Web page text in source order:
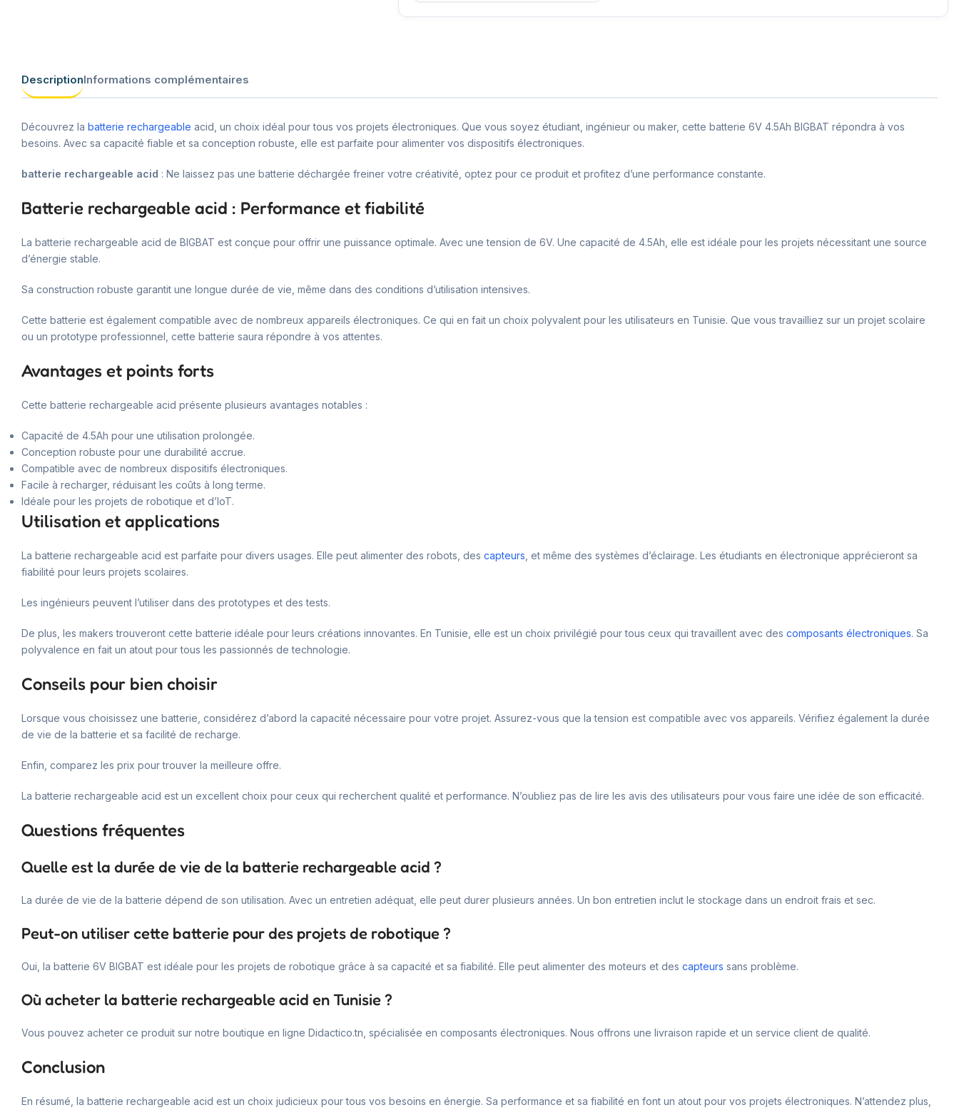
DescriptionInformations complémentaires
Découvrez la batterie rechargeable acid, un choix idéal pour tous vos projets électroniques. Que vous soyez étudiant, ingénieur ou maker, cette batterie 6V 4.5Ah BIGBAT répondra à vos
besoins. Avec sa capacité fiable et sa conception robuste, elle est parfaite pour alimenter vos dispositifs électroniques.
batterie rechargeable acid : Ne laissez pas une batterie déchargée freiner votre créativité, optez pour ce produit et profitez d’une performance constante.
Batterie rechargeable acid : Performance et fiabilité
La batterie rechargeable acid de BIGBAT est conçue pour offrir une puissance optimale. Avec une tension de 6V. Une capacité de 4.5Ah, elle est idéale pour les projets nécessitant une source
d’énergie stable.
Sa construction robuste garantit une longue durée de vie, même dans des conditions d’utilisation intensives.
Cette batterie est également compatible avec de nombreux appareils électroniques. Ce qui en fait un choix polyvalent pour les utilisateurs en Tunisie. Que vous travailliez sur un projet scolaire
ou un prototype professionnel, cette batterie saura répondre à vos attentes.
Avantages et points forts
Cette batterie rechargeable acid présente plusieurs avantages notables :
Capacité de 4.5Ah pour une utilisation prolongée.
Conception robuste pour une durabilité accrue.
Compatible avec de nombreux dispositifs électroniques.
Facile à recharger, réduisant les coûts à long terme.
Idéale pour les projets de robotique et d’IoT.
Utilisation et applications
La batterie rechargeable acid est parfaite pour divers usages. Elle peut alimenter des robots, des capteurs , et même des systèmes d’éclairage. Les étudiants en électronique apprécieront sa
fiabilité pour leurs projets scolaires.
Les ingénieurs peuvent l’utiliser dans des prototypes et des tests.
De plus, les makers trouveront cette batterie idéale pour leurs créations innovantes. En Tunisie, elle est un choix privilégié pour tous ceux qui travaillent avec des composants électroniques. Sa
polyvalence en fait un atout pour tous les passionnés de technologie.
Conseils pour bien choisir
Lorsque vous choisissez une batterie, considérez d’abord la capacité nécessaire pour votre projet. Assurez-vous que la tension est compatible avec vos appareils. Vérifiez également la durée
de vie de la batterie et sa facilité de recharge.
Enfin, comparez les prix pour trouver la meilleure offre.
La batterie rechargeable acid est un excellent choix pour ceux qui recherchent qualité et performance. N’oubliez pas de lire les avis des utilisateurs pour vous faire une idée de son efficacité.
Questions fréquentes
Quelle est la durée de vie de la batterie rechargeable acid ?
La durée de vie de la batterie dépend de son utilisation. Avec un entretien adéquat, elle peut durer plusieurs années. Un bon entretien inclut le stockage dans un endroit frais et sec.
Peut-on utiliser cette batterie pour des projets de robotique ?
Oui, la batterie 6V BIGBAT est idéale pour les projets de robotique grâce à sa capacité et sa fiabilité. Elle peut alimenter des moteurs et des capteurs sans problème.
Où acheter la batterie rechargeable acid en Tunisie ?
Vous pouvez acheter ce produit sur notre boutique en ligne Didactico.tn, spécialisée en composants électroniques. Nous offrons une livraison rapide et un service client de qualité.
Conclusion
En résumé, la batterie rechargeable acid est un choix judicieux pour tous vos besoins en énergie. Sa performance et sa fiabilité en font un atout pour vos projets électroniques. N’attendez plus,